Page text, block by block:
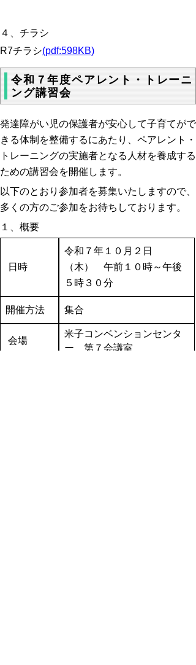
４、チラシ
R7チラシ(pdf:598KB)
令和７年度ペアレント・トレーニ
ング講習会
発達障がい児の保護者が安心して子育てがで
きる体制を整備するにあたり、ペアレント・
トレーニングの実施者となる人材を養成する
ための講習会を開催します。
以下のとおり参加者を募集いたしますので、
多くの方のご参加をお待ちしております。
１、概要
日時
令和７年１０月２日
（木） 午前１０時～午後
５時３０分
開催方法 集合
会場
米子コンベンションセンタ
ー 第７会議室